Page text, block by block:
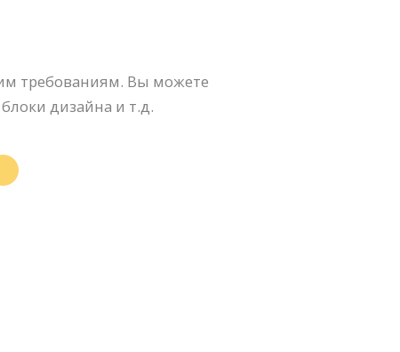
требованиям. Вы можете
дизайна и т.д.